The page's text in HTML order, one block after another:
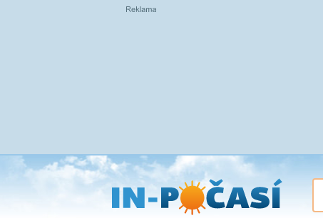
Přejít
na
hlavní
obsah